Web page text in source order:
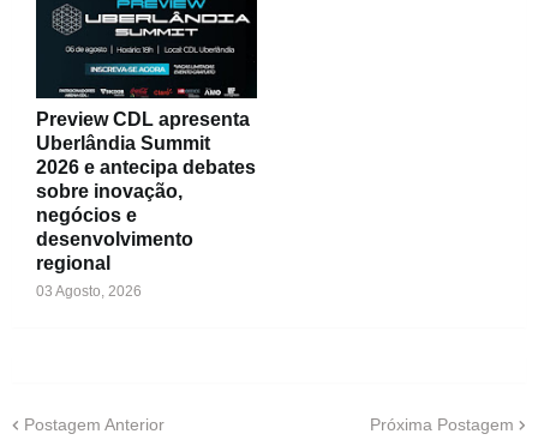
Preview CDL apresenta
Uberlândia Summit
2026 e antecipa debates
sobre inovação,
negócios e
desenvolvimento
regional
03 Agosto, 2026
Postagem Anterior Próxima Postagem